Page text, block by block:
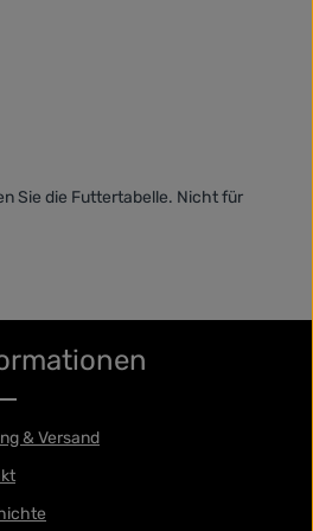
Sie die Futtertabelle. Nicht für
& Versand